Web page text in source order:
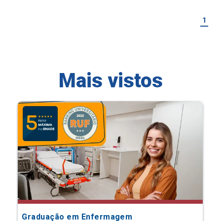
1
Mais vistos
Graduação em Enfermagem